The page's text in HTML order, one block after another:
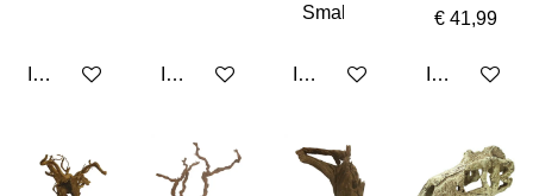
In winkelwagen In winkelwagen In winkelwagen
€ 41,99
In